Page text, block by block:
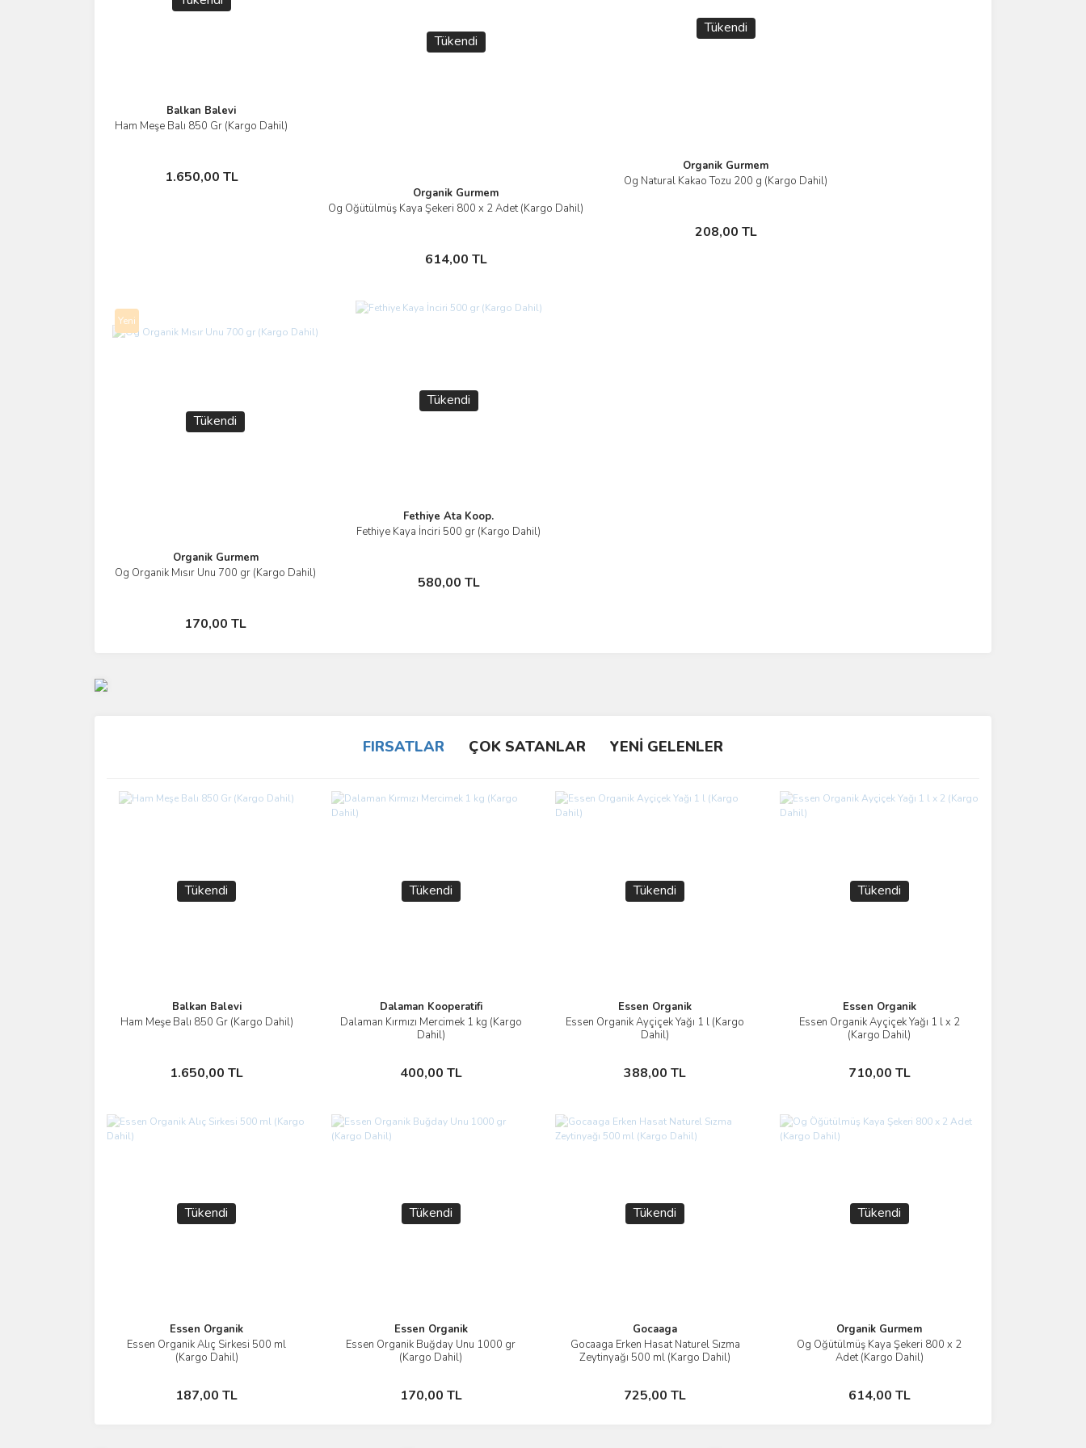
Balkan Balevi
Ham Meşe Balı 850 Gr (Kargo Dahil)
1.650,00 TL
İncele
Stokta Yok
Tükendi
Organik Gurmem
Og Öğütülmüş Kaya Şekeri 800 x 2 Adet (Kargo Dahil)
614,00 TL
İncele
Stokta Yok
Tükendi
Organik Gurmem
Og Natural Kakao Tozu 200 g (Kargo Dahil)
208,00 TL
İncele
Stokta Yok
Yeni
Tükendi
Organik Gurmem
Og Organik Mısır Unu 700 gr (Kargo Dahil)
170,00 TL
İncele
Stokta Yok
Tükendi
Fethiye Ata Koop.
Fethiye Kaya İnciri 500 gr (Kargo Dahil)
580,00 TL
İncele
Stokta Yok
FIRSATLAR ÇOK SATANLAR YENİ GELENLER
Tükendi
Balkan Balevi
Ham Meşe Balı 850 Gr (Kargo Dahil)
1.650,00 TL
İncele
Stokta Yok
Tükendi
Dalaman Kooperatifi
Dalaman Kırmızı Mercimek 1 kg (Kargo
Dahil)
400,00 TL
İncele
Stokta Yok
Tükendi
Essen Organik
Essen Organik Ayçiçek Yağı 1 l (Kargo
Dahil)
388,00 TL
İncele
Stokta Yok
Tükendi
Essen Organik
Essen Organik Ayçiçek Yağı 1 l x 2
(Kargo Dahil)
710,00 TL
İncele
Stokta Yok
Tükendi
Essen Organik
Essen Organik Alıç Sirkesi 500 ml
(Kargo Dahil)
187,00 TL
İncele
Stokta Yok
Tükendi
Essen Organik
Essen Organik Buğday Unu 1000 gr
(Kargo Dahil)
170,00 TL
İncele
Stokta Yok
Tükendi
Gocaaga
Gocaaga Erken Hasat Naturel Sızma
Zeytinyağı 500 ml (Kargo Dahil)
725,00 TL
İncele
Stokta Yok
Tükendi
Organik Gurmem
Og Öğütülmüş Kaya Şekeri 800 x 2
Adet (Kargo Dahil)
614,00 TL
İncele
Stokta Yok